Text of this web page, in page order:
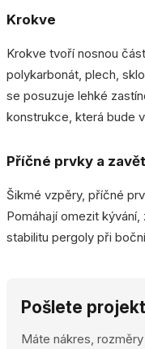
Krokve
Krokve tvoří nosnou
polykarbonát, plech,
se posuzuje lehké
konstrukce, která bude
Příčné prvky a
Šikmé vzpěry, příčné
Pomáhají omezit
stabilitu pergoly při
Pošlete
Máte nákres,